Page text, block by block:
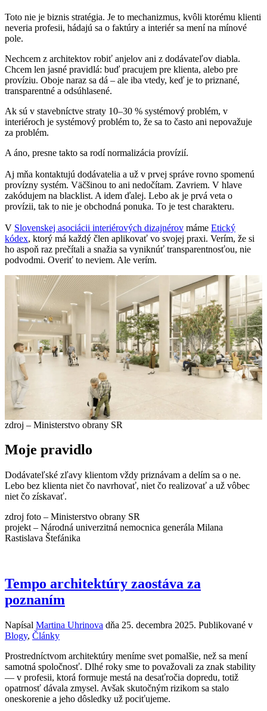
Toto nie je biznis stratégia. Je to mechanizmus, kvôli ktorému klienti
neveria profesii, hádajú sa o faktúry a interiér sa mení na mínové
pole.
Nechcem z architektov robiť anjelov ani z dodávateľov diabla.
Chcem len jasné pravidlá: buď pracujem pre klienta, alebo pre
províziu. Oboje naraz sa dá – ale iba vtedy, keď je to priznané,
transparentné a odsúhlasené.
Ak sú v stavebníctve straty 10–30 % systémový problém, v
interiéroch je systémový problém to, že sa to často ani nepovažuje
za problém.
A áno, presne takto sa rodí normalizácia provízií.
Aj mňa kontaktujú dodávatelia a už v prvej správe rovno spomenú
provízny systém. Väčšinou to ani nedočítam. Zavriem. V hlave
zakódujem na blacklist. A idem ďalej. Lebo ak je prvá veta o
provízii, tak to nie je obchodná ponuka. To je test charakteru.
V Slovenskej asociácii interiérových dizajnérov máme Etický
kódex, ktorý má každý člen aplikovať vo svojej praxi. Verím, že si
ho aspoň raz prečítali a snažia sa vyniknúť transparentnosťou, nie
podvodmi. Overiť to neviem. Ale verím.
zdroj – Ministerstvo obrany SR
Moje pravidlo
Dodávateľské zľavy klientom vždy priznávam a delím sa o ne.
Lebo bez klienta niet čo navrhovať, niet čo realizovať a už vôbec
niet čo získavať.
zdroj foto – Ministerstvo obrany SR
projekt – Národná univerzitná nemocnica generála Milana
Rastislava Štefánika
Tempo architektúry zaostáva za
poznaním
Napísal Martina Uhrinova dňa 25. decembra 2025. Publikované v
Blogy, Články
Prostredníctvom architektúry meníme svet pomalšie, než sa mení
samotná spoločnosť. Dlhé roky sme to považovali za znak stability
— v profesii, ktorá formuje mestá na desaťročia dopredu, totiž
opatrnosť dávala zmysel. Avšak skutočným rizikom sa stalo
oneskorenie a jeho dôsledky už pociťujeme.